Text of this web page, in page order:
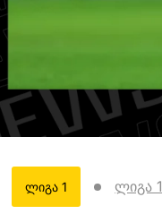
ლიგა 1 ლიგა 1